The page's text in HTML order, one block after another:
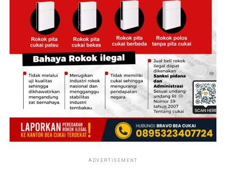
‎”Kapolda menegaskan proses penanganan perkara ini
dilakukan secara profesional, transparan, dan akuntabel.
Siapa pun yang terbukti terlibat akan diproses sesuai
hukum dan aturan yang berlaku,” ujar Erlan.
‎Hingga kini, penyidik Ditreskrimum dan Bidpropam
Polda Jambi masih terus mendalami perkara, termasuk
mengungkap secara rinci peran masing-masing
tersangka serta melengkapi alat bukti untuk
kepentingan proses hukum selanjutnya.
merupakan anggota Polri yang diduga tewas akibat
ADVERTISEMENT